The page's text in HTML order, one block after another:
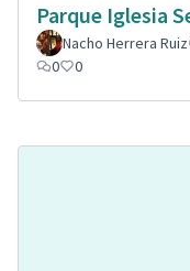
Parque Iglesia
Nacho Herrera Ruiz
0
0